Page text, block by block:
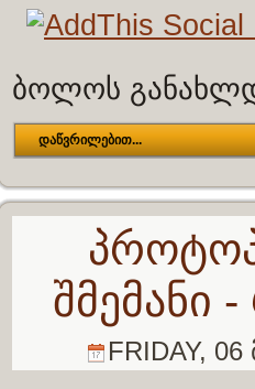
ბოლოს
დაწვრილებით...
FRIDAY,